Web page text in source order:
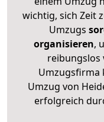
wichtig, sich Zeit
Umzugs
organisieren,
Umzugsfirma
Umzug von
erfolgreich